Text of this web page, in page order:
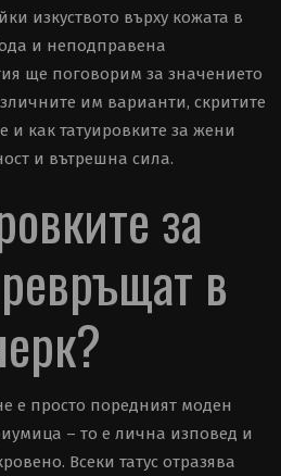
изкуството върху кожата в
и неподправена
ще поговорим за значението
им варианти, скритите
и как татуировките за жени
и вътрешна сила.
за
в
е просто поредният моден
– то е лична изповед и
Всеки татус отразява